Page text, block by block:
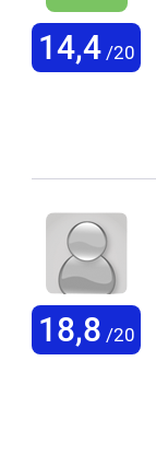
14,4/20
18,8 /20